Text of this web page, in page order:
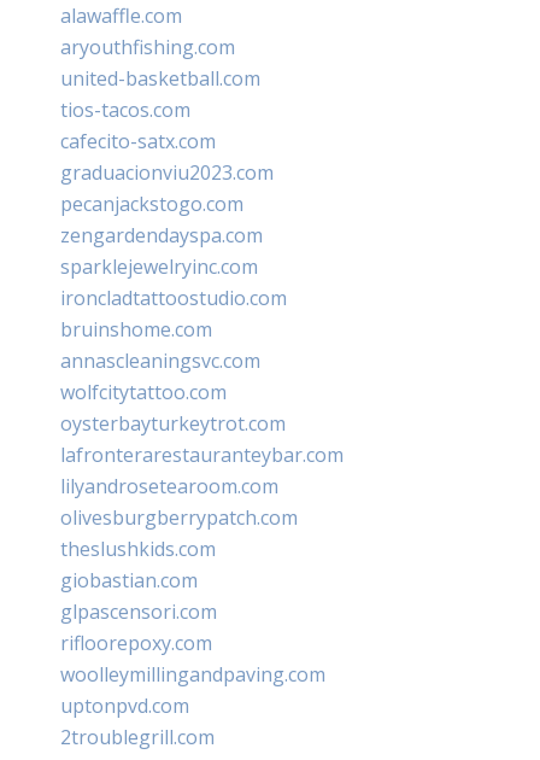
alawaffle.com
aryouthfishing.com
united-basketball.com
tios-tacos.com
cafecito-satx.com
graduacionviu2023.com
pecanjackstogo.com
zengardendayspa.com
sparklejewelryinc.com
ironcladtattoostudio.com
bruinshome.com
annascleaningsvc.com
wolfcitytattoo.com
oysterbayturkeytrot.com
lafronterarestauranteybar.com
lilyandrosetearoom.com
olivesburgberrypatch.com
theslushkids.com
giobastian.com
glpascensori.com
rifloorepoxy.com
woolleymillingandpaving.com
uptonpvd.com
2troublegrill.com